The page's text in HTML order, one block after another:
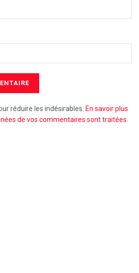
réduire les indésirables. En savoir plus
de vos commentaires sont traitées